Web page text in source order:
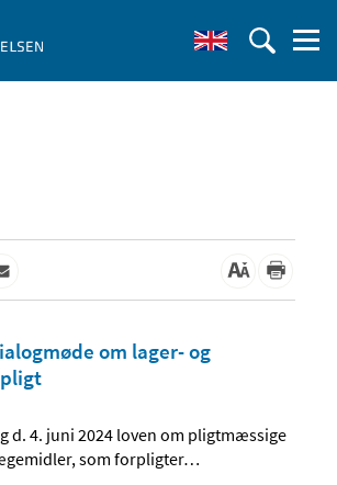
om lager- og
d. 4. juni 2024 loven om pligtmæssige
som forpligter…